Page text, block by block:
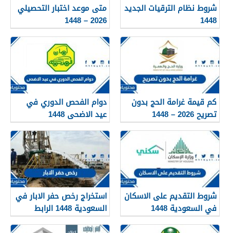
شروط نظام الترقيات الجديد
1448
متى موعد اختبار التحصيلي
2026 – 1448
كم قيمة غرامة الحج بدون
تصريح 2026 – 1448
دوام الفحص الدوري في
عيد الاضحى 1448
شروط التقديم على الاسكان
في السعودية 1448
استخراج رخص حفر الابار في
السعودية 1448 الرابط
والشروط بالتفصيل